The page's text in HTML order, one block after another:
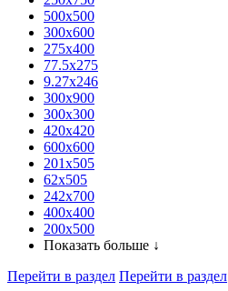
500x500
300x600
275x400
77.5х275
9.27x246
300x900
300x300
420х420
600х600
201х505
62х505
242х700
400х400
200х500
Показать больше ↓
Перейти в раздел Перейти в раздел